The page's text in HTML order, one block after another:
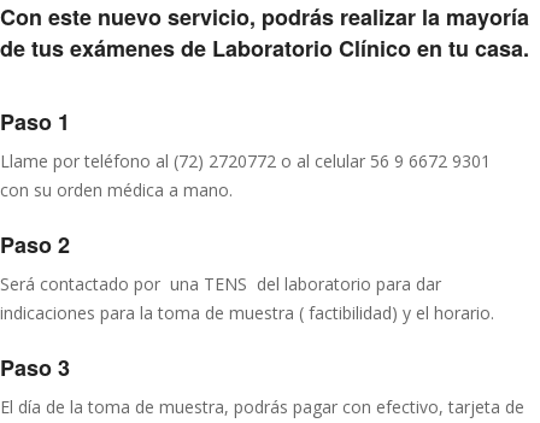
Con este nuevo servicio, podrás realizar la mayoría
de tus exámenes de Laboratorio Clínico en tu casa.
Paso 1
Llame por teléfono al (72) 2720772 o al celular 56 9 6672 9301
con su orden médica a mano.
Paso 2
Será contactado por una TENS del laboratorio para dar
indicaciones para la toma de muestra ( factibilidad) y el horario.
Paso 3
El día de la toma de muestra, podrás pagar con efectivo, tarjeta de